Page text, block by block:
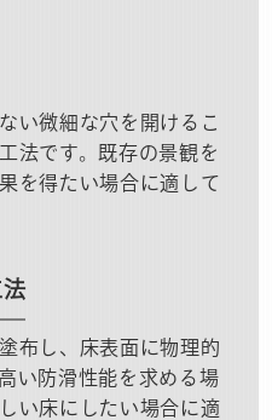
い微細な穴を開けるこ
法です。既存の景観を
を得たい場合に適して
布し、床表面に物理的
い防滑性能を求める場
い床にしたい場合に適